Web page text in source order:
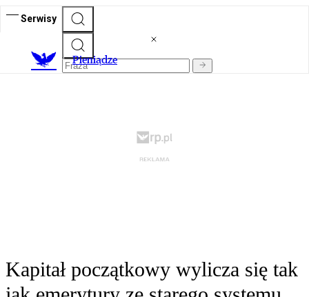
Serwisy
Pieniądze
Kapitał początkowy wylicza się tak